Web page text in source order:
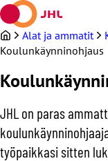
Siirry
sisältöön
Alat ja ammatit
Koulunkäynninohjaus
JHL on paras
työpaikkasi sitten